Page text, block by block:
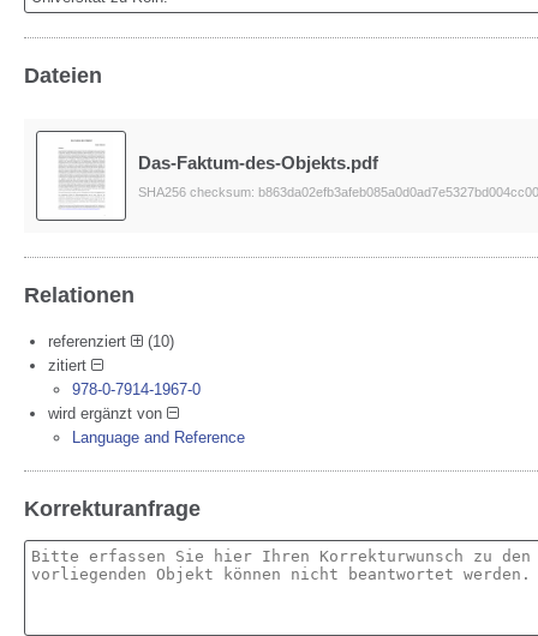
Dateien
Das-Faktum-des-Objekts.pdf
SHA256 checksum:
Relationen
referenziert
(10)
zitiert
978-0-7914-1967-0
wird ergänzt von
Language and Reference
Korrekturanfrage